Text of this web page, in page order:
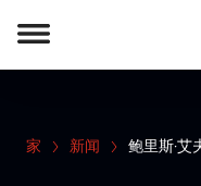
家 新闻 鲍里斯·